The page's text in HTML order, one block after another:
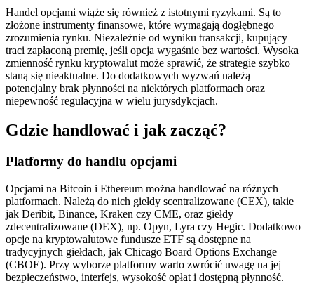
Handel opcjami wiąże się również z istotnymi ryzykami. Są to
złożone instrumenty finansowe, które wymagają dogłębnego
zrozumienia rynku. Niezależnie od wyniku transakcji, kupujący
traci zapłaconą premię, jeśli opcja wygaśnie bez wartości. Wysoka
zmienność rynku kryptowalut może sprawić, że strategie szybko
staną się nieaktualne. Do dodatkowych wyzwań należą
potencjalny brak płynności na niektórych platformach oraz
niepewność regulacyjna w wielu jurysdykcjach.
Gdzie handlować i jak zacząć?
Platformy do handlu opcjami
Opcjami na Bitcoin i Ethereum można handlować na różnych
platformach. Należą do nich giełdy scentralizowane (CEX), takie
jak Deribit, Binance, Kraken czy CME, oraz giełdy
zdecentralizowane (DEX), np. Opyn, Lyra czy Hegic. Dodatkowo
opcje na kryptowalutowe fundusze ETF są dostępne na
tradycyjnych giełdach, jak Chicago Board Options Exchange
(CBOE). Przy wyborze platformy warto zwrócić uwagę na jej
bezpieczeństwo, interfejs, wysokość opłat i dostępną płynność.